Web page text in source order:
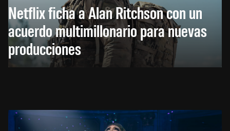
Netflix ficha a Alan Ritchson con un
acuerdo multimillonario para nuevas
producciones